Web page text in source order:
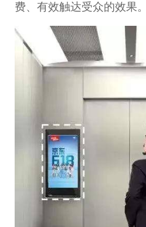
费、有效触达受众的效果。